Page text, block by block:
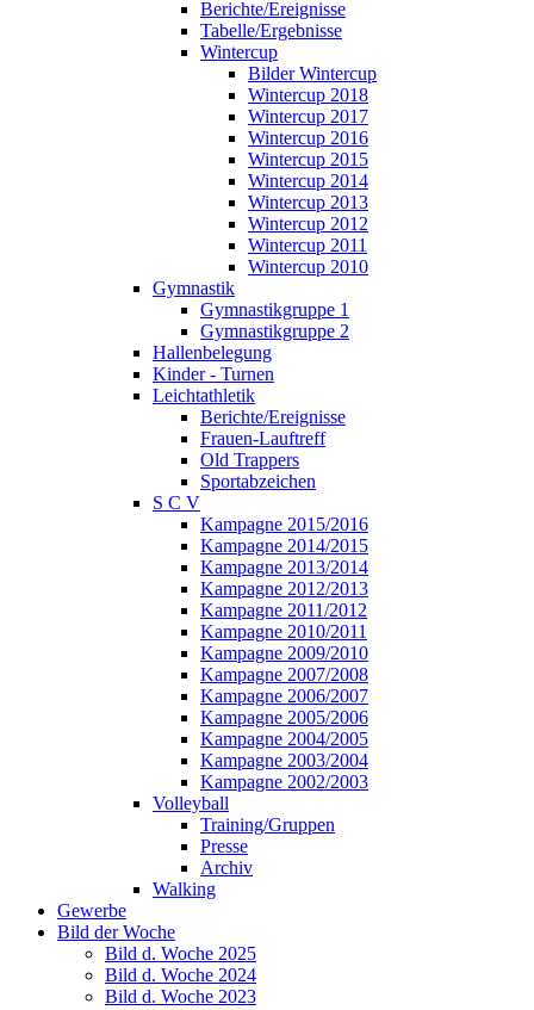
Berichte/Ereignisse
Tabelle/Ergebnisse
Wintercup
Bilder Wintercup
Wintercup 2018
Wintercup 2017
Wintercup 2016
Wintercup 2015
Wintercup 2014
Wintercup 2013
Wintercup 2012
Wintercup 2011
Wintercup 2010
Gymnastik
Gymnastikgruppe 1
Gymnastikgruppe 2
Hallenbelegung
Kinder - Turnen
Leichtathletik
Berichte/Ereignisse
Frauen-Lauftreff
Old Trappers
Sportabzeichen
S C V
Kampagne 2015/2016
Kampagne 2014/2015
Kampagne 2013/2014
Kampagne 2012/2013
Kampagne 2011/2012
Kampagne 2010/2011
Kampagne 2009/2010
Kampagne 2007/2008
Kampagne 2006/2007
Kampagne 2005/2006
Kampagne 2004/2005
Kampagne 2003/2004
Kampagne 2002/2003
Volleyball
Training/Gruppen
Presse
Archiv
Walking
Gewerbe
Bild der Woche
Bild d. Woche 2025
Bild d. Woche 2024
Bild d. Woche 2023